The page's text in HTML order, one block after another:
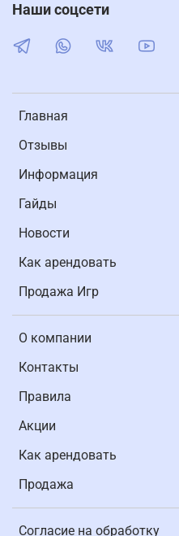
Главная
Отзывы
Информация
Гайды
Новости
Как арендовать
Продажа Игр
О компании
Контакты
Правила
Акции
Как арендовать
Продажа
Согласие на обработку
Наши соцсети